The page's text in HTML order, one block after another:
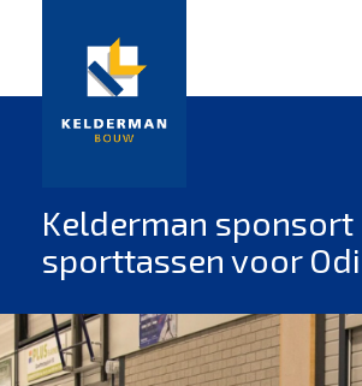
diensten
over kelderman
medewerkers
werken bij kelderman
mvo
Kelderman sponsort
sporttassen voor